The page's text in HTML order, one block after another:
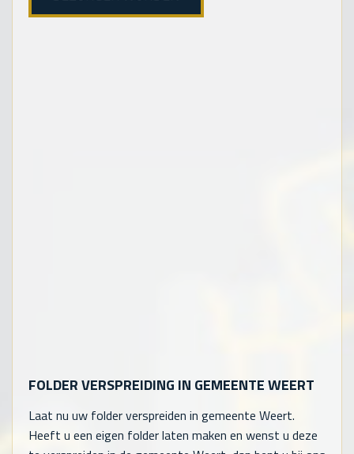
FOLDER VERSPREIDING IN GEMEENTE WEERT
Laat nu uw folder verspreiden in gemeente Weert.
Heeft u een eigen folder laten maken en wenst u deze